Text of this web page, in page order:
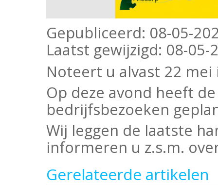
Gepubliceerd: 08-05-
Laatst gewijzigd: 08-05-
Noteert u alvast 22 mei
Op deze avond heeft
bedrijfsbezoeken
Wij leggen de laatste
informeren u z.s.m.
Gerelateerde artikelen